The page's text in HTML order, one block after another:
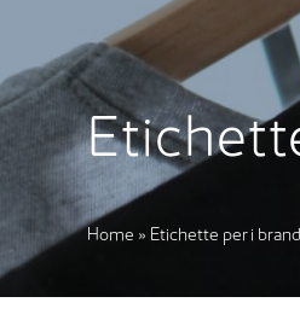
Home » Etichette per i